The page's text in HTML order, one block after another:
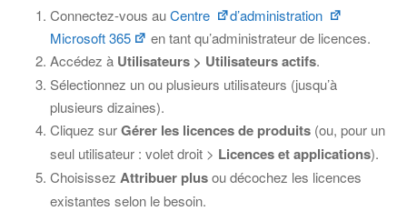
Connectez-vous auCentre
d’administration
Microsoft 365
en tant qu’administrateur de licences.
Accédez à Utilisateurs > Utilisateurs actifs.
Sélectionnez un ou plusieurs utilisateurs (jusqu’à
plusieurs dizaines).
Cliquez surGérer les licences de produits (ou, pour un
seul utilisateur : volet droit > Licences et applications).
Choisissez Attribuer plusou décochez les licences
existantes selon le besoin.